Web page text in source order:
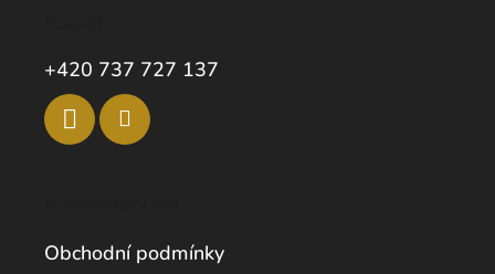
+420 737 727 137
Obchodní podmínky